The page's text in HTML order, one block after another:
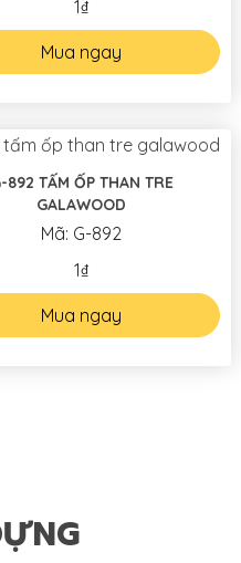
1₫
Mua ngay
ỐP THAN TRE
GALAWOOD
Mã: G-892
1₫
Mua ngay